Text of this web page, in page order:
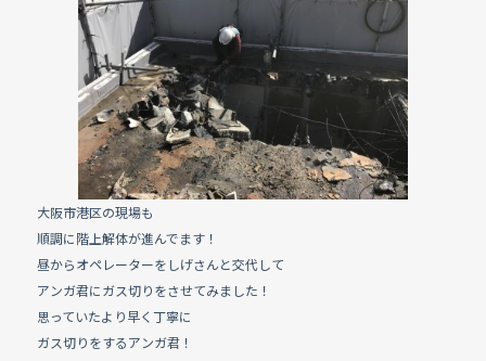
b
o
o
k
大阪市港区の現場も
順調に階上解体が進んでます！
昼からオペレーターをしげさんと交代して
アンガ君にガス切りをさせてみました！
思っていたより早く丁寧に
ガス切りをするアンガ君！